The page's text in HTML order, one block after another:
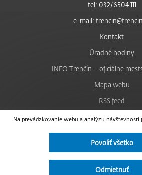
Na prevádzkovanie webu a analýzu návštevnosti
Povoliť všetko
Odmietnuť
tel: 032/6504 111
e-mail:
Kontakt
Úradné hodiny
INFO Trenčín – oficiálne
Mapa webu
RSS feed
Nastavenie cookies
Facebook
Instagram